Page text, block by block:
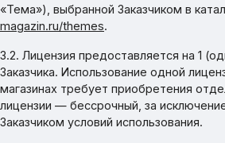
«Тема»), выбранной Заказчиком в
magazin.ru/themes.
3.2. Лицензия предоставляется на 1
Заказчика. Использование одной
магазинах требует приобретения
лицензии — бессрочный, за
Заказчиком условий использования.